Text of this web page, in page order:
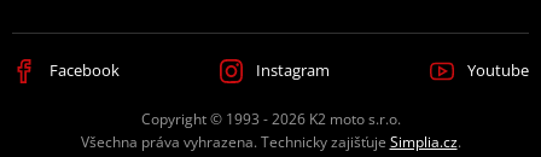
Facebook Instagram Youtube
Copyright © 1993 - 2026 K2 moto s.r.o.
Všechna práva vyhrazena. Technicky zajišťuje Simplia.cz.